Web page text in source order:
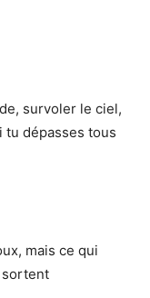
survoler le ciel,
tu dépasses tous
mais ce qui
sortent